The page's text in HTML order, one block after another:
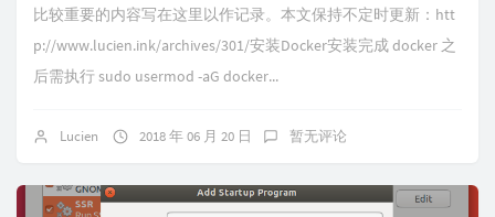
比较重要的内容写在这里以作记录。本文保持不定时更新：htt
p://www.lucien.ink/archives/301/安装Docker安装完成 docker 之
后需执行 sudo usermod -aG docker...
Lucien 2018 年 06 月 20 日 暂无评论